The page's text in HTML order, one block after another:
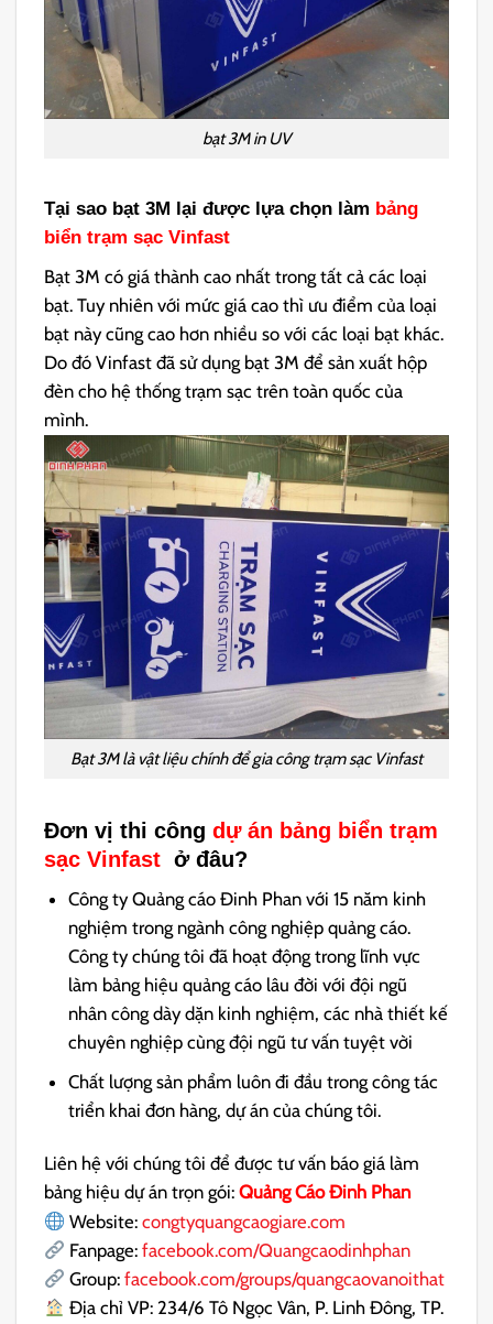
bạt 3M in UV
Tại sao bạt 3M lại được lựa chọn làm bảng
biển trạm sạc Vinfast
Bạt 3M có giá thành cao nhất trong tất cả các loại
bạt. Tuy nhiên với mức giá cao thì ưu điểm của loại
bạt này cũng cao hơn nhiều so với các loại bạt khác.
Do đó Vinfast đã sử dụng bạt 3M để sản xuất hộp
đèn cho hệ thống trạm sạc trên toàn quốc của
mình.
Bạt 3M là vật liệu chính để gia công trạm sạc Vinfast
Đơn vị thi côngdự án bảng biển trạm
sạc Vinfast ở đâu?
Công ty Quảng cáo Đinh Phan với 15 năm kinh
nghiệm trong ngành công nghiệp quảng cáo.
Công ty chúng tôi đã hoạt động trong lĩnh vực
làm bảng hiệu quảng cáo lâu đời với đội ngũ
nhân công dày dặn kinh nghiệm, các nhà thiết kế
chuyên nghiệp cùng đội ngũ tư vấn tuyệt vời
Chất lượng sản phẩm luôn đi đầu trong công tác
triển khai đơn hàng, dự án của chúng tôi.
Liên hệ với chúng tôi để được tư vấn báo giá làm
bảng hiệu dự án trọn gói: Quảng Cáo Đinh Phan
Website: congtyquangcaogiare.com
Fanpage: facebook.com/Quangcaodinhphan
Group: facebook.com/groups/quangcaovanoithat
Địa chỉ VP: 234/6 Tô Ngọc Vân, P. Linh Đông, TP.